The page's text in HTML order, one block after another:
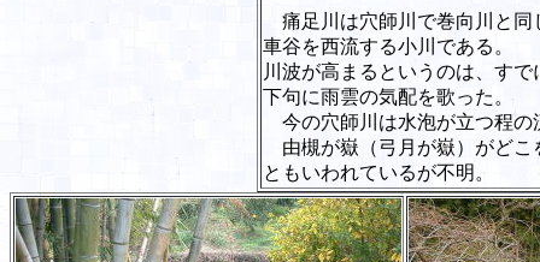
痛足川は穴師川で巻向川と同
車谷を西流する小川である。
川波が高まるというのは、す
下句に雨雲の気配を歌った。
今の穴師川は水泡が立つ程の
由槻が嶽（弓月が嶽）がどこ
ともいわれているが不明。